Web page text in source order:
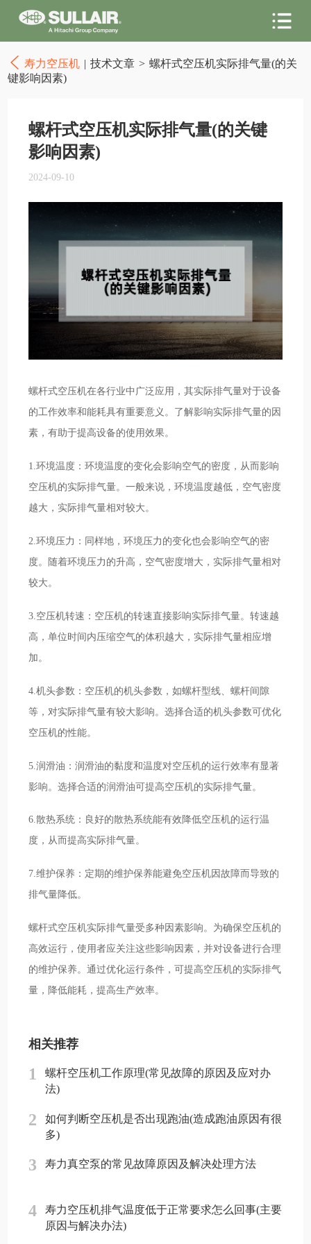
寿力空压机 | 技术文章 > 螺杆式空压机实际排气量(的关
键影响因素)
螺杆式空压机实际排气量(的关键
影响因素)
2024-09-10
螺杆式空压机在各行业中广泛应用，其实际排气量对于设备
的工作效率和能耗具有重要意义。了解影响实际排气量的因
素，有助于提高设备的使用效果。
1.环境温度：环境温度的变化会影响空气的密度，从而影响
空压机的实际排气量。一般来说，环境温度越低，空气密度
越大，实际排气量相对较大。
2.环境压力：同样地，环境压力的变化也会影响空气的密
度。随着环境压力的升高，空气密度增大，实际排气量相对
较大。
3.空压机转速：空压机的转速直接影响实际排气量。转速越
高，单位时间内压缩空气的体积越大，实际排气量相应增
加。
4.机头参数：空压机的机头参数，如螺杆型线、螺杆间隙
等，对实际排气量有较大影响。选择合适的机头参数可优化
空压机的性能。
5.润滑油：润滑油的黏度和温度对空压机的运行效率有显著
影响。选择合适的润滑油可提高空压机的实际排气量。
6.散热系统：良好的散热系统能有效降低空压机的运行温
度，从而提高实际排气量。
7.维护保养：定期的维护保养能避免空压机因故障而导致的
排气量降低。
螺杆式空压机实际排气量受多种因素影响。为确保空压机的
高效运行，使用者应关注这些影响因素，并对设备进行合理
的维护保养。通过优化运行条件，可提高空压机的实际排气
量，降低能耗，提高生产效率。
相关推荐
1
螺杆空压机工作原理(常见故障的原因及应对办
法)
2
如何判断空压机是否出现跑油(造成跑油原因有很
多)
3 寿力真空泵的常见故障原因及解决处理方法
4
寿力空压机排气温度低于正常要求怎么回事(主要
原因与解决办法)